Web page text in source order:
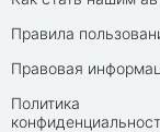
Правила
Правовая
Политика